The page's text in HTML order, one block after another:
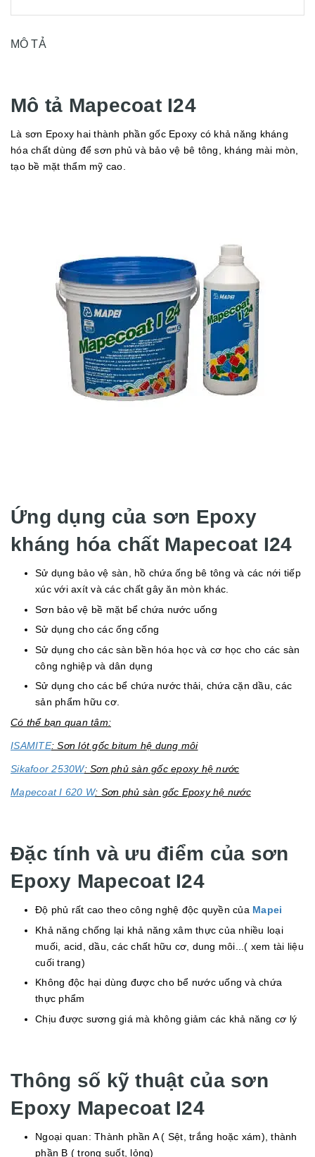
MÔ TẢ
Mô tả Mapecoat I24
Là sơn Epoxy hai thành phần gốc Epoxy có khả năng kháng
hóa chất dùng để sơn phủ và bảo vệ bê tông, kháng mài mòn,
tạo bề mặt thẩm mỹ cao.
Ứng dụng của sơn Epoxy
kháng hóa chất Mapecoat I24
Sử dụng bảo vệ sàn, hồ chứa ống bê tông và các nới tiếp
xúc với axít và các chất gây ăn mòn khác.
Sơn bảo vệ bề mặt bể chứa nước uống
Sử dụng cho các ống cống
Sử dụng cho các sàn bền hóa học và cơ học cho các sàn
công nghiệp và dân dụng
Sử dụng cho các bể chứa nước thải, chứa cặn dầu, các
sản phẩm hữu cơ.
Có thể bạn quan tâm:
ISAMITE: Sơn lót gốc bitum hệ dung môi
Sikafoor 2530W: Sơn phủ sàn gốc epoxy hệ nước
Mapecoat I 620 W: Sơn phủ sàn gốc Epoxy hệ nước
Đặc tính và ưu điểm của sơn
Epoxy Mapecoat I24
Độ phủ rất cao theo công nghệ độc quyền của Mapei
Khả năng chống lại khả năng xâm thực của nhiều loại
muối, acid, dầu, các chất hữu cơ, dung môi...( xem tài liệu
cuối trang)
Không độc hại dùng được cho bể nước uống và chứa
thực phẩm
Chịu được sương giá mà không giảm các khả năng cơ lý
Thông số kỹ thuật của sơn
Epoxy Mapecoat I24
Ngoại quan: Thành phần A ( Sệt, trắng hoặc xám), thành
phần B ( trong suốt, lỏng)